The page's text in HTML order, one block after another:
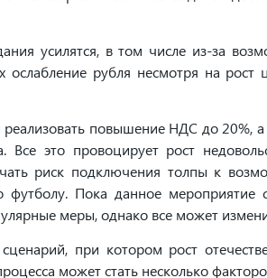
усилятся, в том числе из-за
ослабление рубля несмотря на рост
реализовать повышение НДС до 20%,
Все это провоцирует рост
риск подключения толпы к
Пока данное мероприятие
меры, однако все может
при котором рост
может стать несколько